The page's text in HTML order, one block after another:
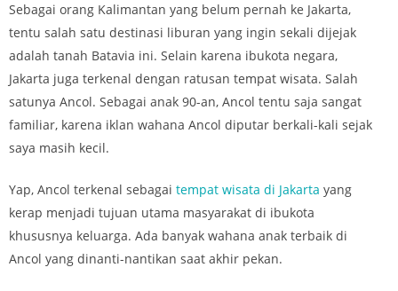
Sebagai orang Kalimantan yang belum pernah ke Jakarta,
tentu salah satu destinasi liburan yang ingin sekali dijejak
adalah tanah Batavia ini. Selain karena ibukota negara,
Jakarta juga terkenal dengan ratusan tempat wisata. Salah
satunya Ancol. Sebagai anak 90-an, Ancol tentu saja sangat
familiar, karena iklan wahana Ancol diputar berkali-kali sejak
saya masih kecil.
Yap, Ancol terkenal sebagai tempat wisata di Jakarta yang
kerap menjadi tujuan utama masyarakat di ibukota
khususnya keluarga. Ada banyak wahana anak terbaik di
Ancol yang dinanti-nantikan saat akhir pekan.